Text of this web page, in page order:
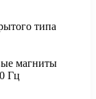
типа
магниты
Гц